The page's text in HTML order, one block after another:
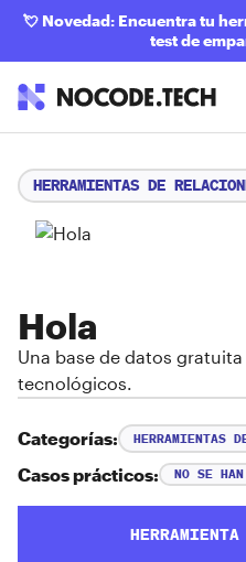
💘 Novedad: Encuentra tu
test de
HERRAMIENTAS DE
Hola
Una base de datos
tecnológicos.
Categorías: HERRAMIENTAS
Casos prácticos: NO SE